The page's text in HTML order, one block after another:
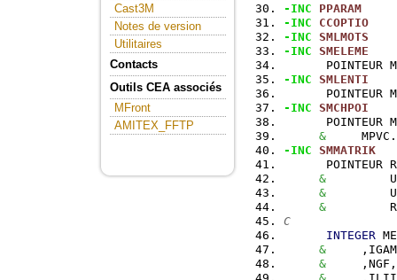
Cast3M
Notes de version
Utilitaires
Contacts
Outils CEA associés
MFront
AMITEX_FFTP
-INC
PPARAM
-INC
CCOPTIO
-INC SMLMOTS
-INC SMELEME
POINTEUR
-INC SMLENTI
POINTEUR
-INC SMCHPOI
POINTEUR
&
     MPVC.
-INC SMMATRIK
POINTEUR
&
&
&
C
INTEGER
&
&